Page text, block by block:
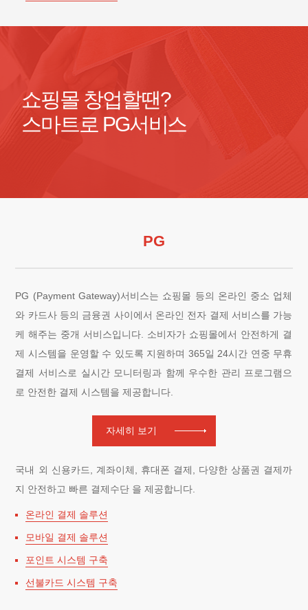
쇼핑몰 창업할땐?
스마트로 PG서비스
PG
PG (Payment Gateway)서비스는 쇼핑몰 등의 온라인 중소 업체
와 카드사 등의 금융권 사이에서 온라인 전자 결제 서비스를 가능
케 해주는 중개 서비스입니다. 소비자가 쇼핑몰에서 안전하게 결
제 시스템을 운영할 수 있도록 지원하며 365일 24시간 연중 무휴
결제 서비스로 실시간 모니터링과 함께 우수한 관리 프로그램으
로 안전한 결제 시스템을 제공합니다.
자세히 보기
국내 외 신용카드, 계좌이체, 휴대폰 결제, 다양한 상품권 결제까
지 안전하고 빠른 결제수단 을 제공합니다.
온라인 결제 솔루션
모바일 결제 솔루션
포인트 시스템 구축
선불카드 시스템 구축